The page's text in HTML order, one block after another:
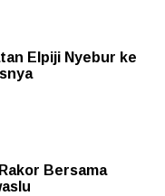
Elpiji Nyebur ke
Bersama